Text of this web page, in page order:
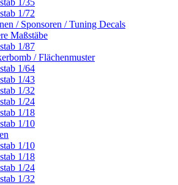
1/35
1/72
/ Sponsoren / Tuning Decals
Maßstäbe
1/87
/ Flächenmuster
1/64
1/43
1/32
1/24
1/18
1/10
1/10
1/18
1/24
1/32